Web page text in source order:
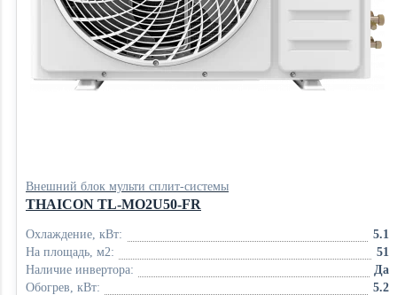
Внешний блок мульти сплит-системы
THAICON TL-MO2U50-FR
Охлаждение, кВт:
5.1
На площадь, м2:
51
Наличие инвертора:
Да
Обогрев, кВт:
5.2